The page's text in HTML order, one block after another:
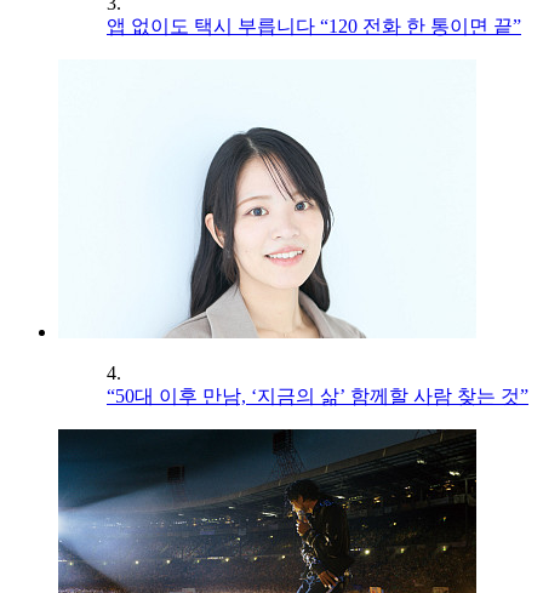
앱 없이도 택시 부릅니다 “120 전화 한 통이면 끝”
4.
“50대 이후 만남, ‘지금의 삶’ 함께할 사람 찾는 것”